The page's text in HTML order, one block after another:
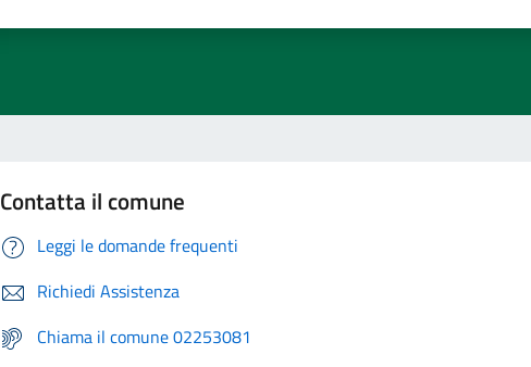
Contatta il comune
Leggi le domande frequenti
Richiedi Assistenza
Chiama il comune 02253081